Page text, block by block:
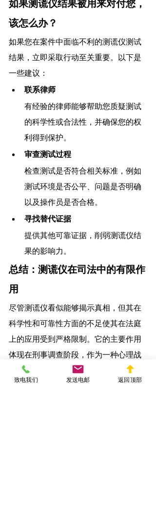
如果测谎仪结果被用来对付您，
该怎么办？
如果您在案件中面临不利的测谎仪测试
结果，立即采取行动至关重要。以下是
一些建议：
联系律师
有经验的律师能够帮助您质疑测试
的科学性或合法性，并确保您的权
利得到保护。
审查测试过程
检查测试是否符合相关标准，例如
测试环境是否公平、问题是否明确
以及操作员是否合格。
寻找替代证据
提供其他可靠证据，削弱测谎仪结
果的影响力。
总结：测谎仪在司法中的有限作
用
尽管测谎仪看似能够揭示真相，但其在
科学性和可靠性方面的不足使其在法庭
上的应用受到严格限制。它的主要作用
体现在刑事调查阶段，作为一种心理战
术工具，而非决定性证据。
致电我们 发送电邮 返回顶部